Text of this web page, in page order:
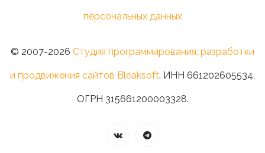
персональных данных
© 2007-2026 Студия программирования, разработки
и продвижения сайтов Bleaksoft. ИНН 661202605534,
ОГРН 315661200003328.